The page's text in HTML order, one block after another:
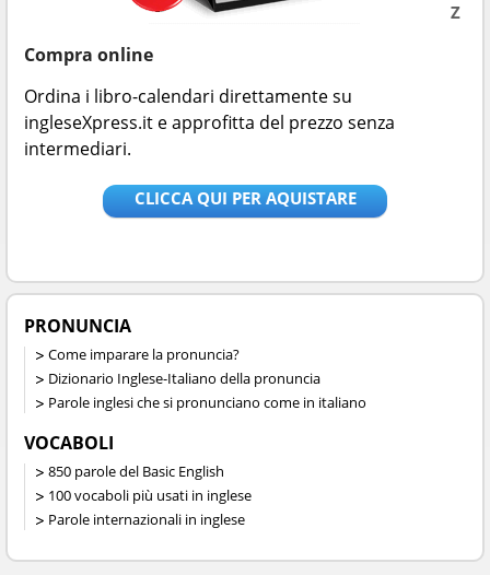
Z
Compra online
Ordina i libro-calendari direttamente su
ingleseXpress.it e approfitta del prezzo senza
intermediari.
CLICCA QUI PER AQUISTARE
PRONUNCIA
Come imparare la pronuncia?
Dizionario Inglese-Italiano della pronuncia
Parole inglesi che si pronunciano come in italiano
VOCABOLI
850 parole del Basic English
100 vocaboli più usati in inglese
Parole internazionali in inglese